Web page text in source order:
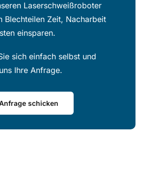
Laserschweißroboter
Blechteilen Zeit, Nacharbeit
einsparen.
sich einfach selbst und
Ihre Anfrage.
schicken